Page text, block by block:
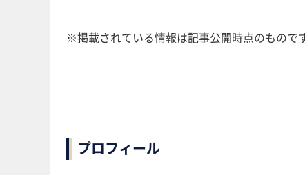
※掲載されている情報は記事公開時点のもので
プロフィール